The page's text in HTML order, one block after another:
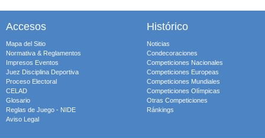
Accesos
Mapa del Sitio
Normativa & Reglamentos
Impresos Eventos
Juez Disciplina Deportiva
Proceso Electoral
CELAD
Glosario
Reglas de Juego - NIDE
Aviso Legal
Histórico
Noticias
Condecoraciones
Competiciones Nacionales
Competiciones Europeas
Competiciones Mundiales
Competiciones Olímpicas
Otras Competiciones
Ránkings